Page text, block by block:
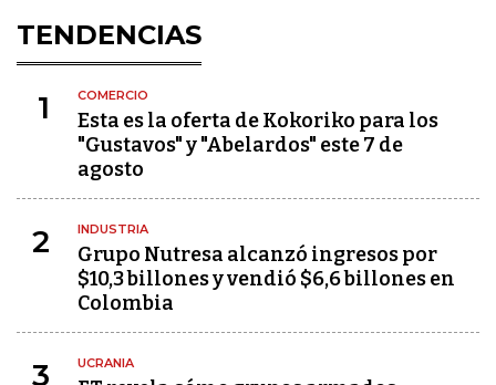
TENDENCIAS
1 COMERCIO
Esta es la oferta de Kokoriko para los
"Gustavos" y "Abelardos" este 7 de
agosto
2 INDUSTRIA
Grupo Nutresa alcanzó ingresos por
$10,3 billones y vendió $6,6 billones en
Colombia
3 UCRANIA